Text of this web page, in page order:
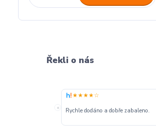
Řekli o nás
«
★★★★☆
Rychle dodáno a dobře zabaleno.